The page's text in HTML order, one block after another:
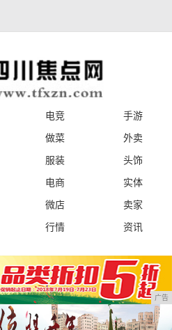
电竞
手游
做菜
外卖
服装
头饰
电商
实体
微店
卖家
行情 资讯
广告